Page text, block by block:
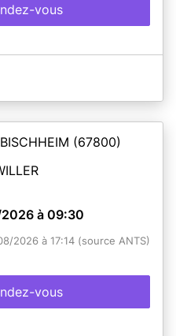
vous
(67800)
à 09:30
2026 à 17:14 (source ANTS)
vous